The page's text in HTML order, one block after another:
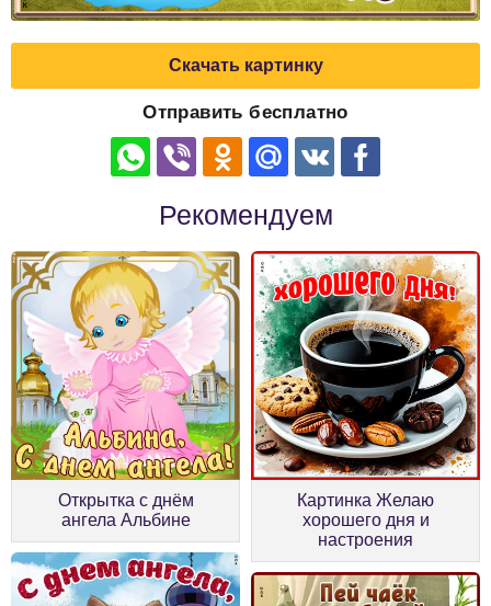
Скачать картинку
Отправить бесплатно
Рекомендуем
Открытка с днём
ангела Альбине
Картинка Желаю
хорошего дня и
настроения